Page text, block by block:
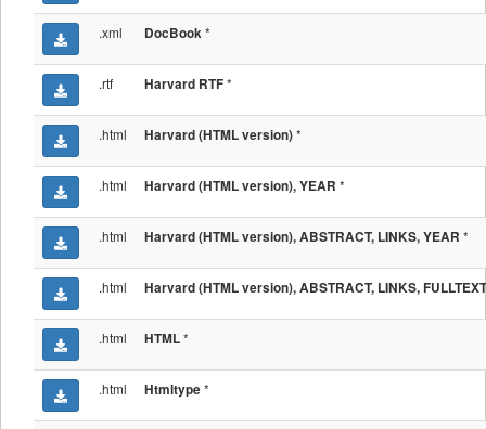
.xml DocBook*
.rtf Harvard RTF*
.html Harvard (HTML version)*
.html Harvard (HTML version), YEAR *
.html Harvard (HTML version), ABSTRACT, LINKS, YEAR *
.html Harvard (HTML version), ABSTRACT, LINKS,
.html HTML*
.html Htmltype*